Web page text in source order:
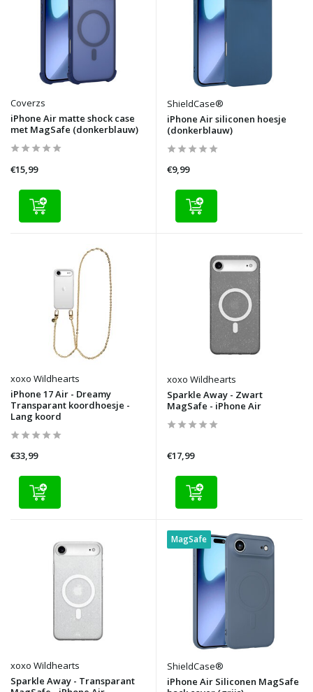
Coverzs
iPhone Air matte shock case
met MagSafe (donkerblauw)
€15,99
ShieldCase®
iPhone Air siliconen hoesje
(donkerblauw)
€9,99
xoxo Wildhearts
iPhone 17 Air - Dreamy
Transparant koordhoesje -
Lang koord
€33,99
xoxo Wildhearts
Sparkle Away - Zwart
MagSafe - iPhone Air
€17,99
xoxo Wildhearts
Sparkle Away - Transparant
MagSafe
ShieldCase®
iPhone Air Siliconen MagSafe